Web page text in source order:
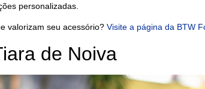
personalizadas.
valorizam seu acessório? Visite a página da BTW
de Noiva